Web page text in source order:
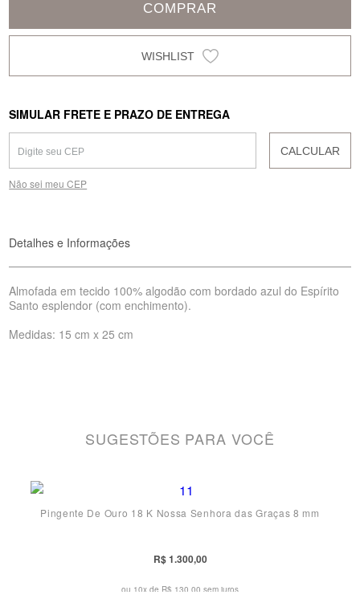
COMPRAR
SIMULAR FRETE E PRAZO DE ENTREGA
CALCULAR
Não sei meu CEP
Detalhes e Informações
Almofada em tecido 100% algodão com bordado azul do Espírito
Santo esplendor (com enchimento).
Medidas: 15 cm x 25 cm
SUGESTÕES PARA VOCÊ
Pingente De Ouro 18 K Nossa Senhora das Graças 8 mm
R$ 1.300,00
ou 10x de R$ 130,00 sem juros